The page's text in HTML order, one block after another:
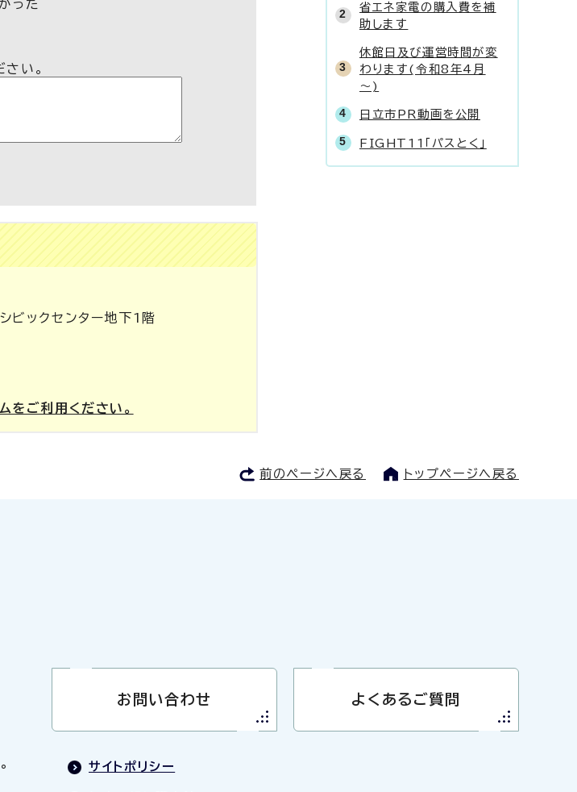
った
い。
ックセンター地下1階
をご利用ください。
省エネ家電の購入費を補
助します
休館日及び運営時間が変
わります(令和8年4月
～)
日立市PR動画を公開
FIGHT11「パスとく」
前のページへ戻る トップページへ戻る
お問い合わせ よくあるご質問
サイトポリシー